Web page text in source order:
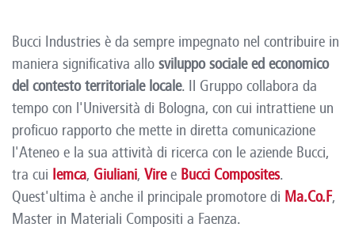
Bucci Industries è da sempre impegnato nel contribuire in
maniera significativa allo sviluppo sociale ed economico
del contesto territoriale locale. Il Gruppo collabora da
tempo con l'Università di Bologna, con cui intrattiene un
proficuo rapporto che mette in diretta comunicazione
l'Ateneo e la sua attività di ricerca con le aziende Bucci,
tra cui Iemca, Giuliani, Viree Bucci Composites.
Quest'ultima è anche il principale promotore di Ma.Co.F,
Master in Materiali Compositi a Faenza.